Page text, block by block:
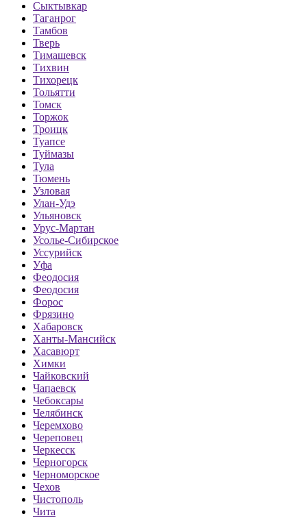
Сыктывкар
Таганрог
Тамбов
Тверь
Тимашевск
Тихвин
Тихорецк
Тольятти
Томск
Торжок
Троицк
Туапсе
Туймазы
Тула
Тюмень
Узловая
Улан-Удэ
Ульяновск
Урус-Мартан
Усолье-Сибирское
Уссурийск
Уфа
Феодосия
Феодосия
Форос
Фрязино
Хабаровск
Ханты-Мансийск
Хасавюрт
Химки
Чайковский
Чапаевск
Чебоксары
Челябинск
Черемхово
Череповец
Черкесск
Черногорск
Черноморское
Чехов
Чистополь
Чита